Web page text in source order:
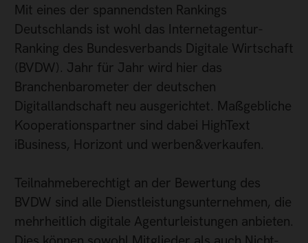
Mit eines der spannendsten Rankings
Deutschlands ist wohl das Internetagentur-
Ranking des Bundesverbands Digitale Wirtschaft
(BVDW). Jahr für Jahr wird hier das
Branchenbarometer der deutschen
Digitallandschaft neu ausgerichtet. Maßgebliche
Kooperationspartner sind dabei HighText
iBusiness, Horizont und werben&verkaufen.
Teilnahmeberechtigt an der Bewertung des
BVDW sind alle Dienstleistungsunternehmen, die
mehrheitlich digitale Agenturleistungen anbieten.